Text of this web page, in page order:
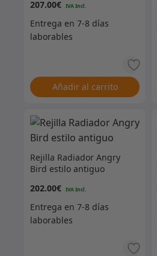
207.00€
Añadir al carrito
Rejilla Radiador Angry
Bird estilo antiguo
202.00€